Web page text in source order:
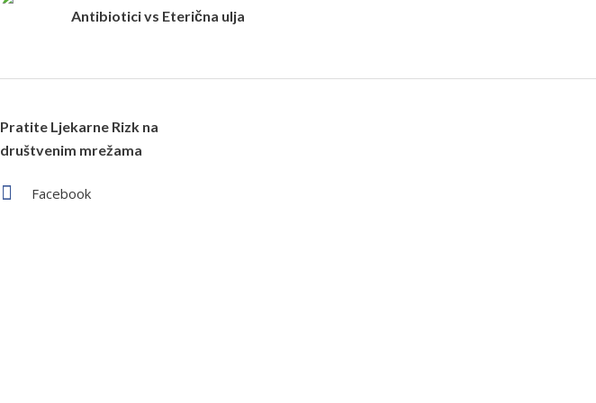
Antibiotici vs Eterična ulja
Pratite Ljekarne Rizk na
društvenim mrežama
Facebook